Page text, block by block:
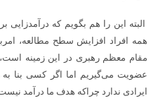
البته این را هم بگویم که
همه افراد افزایش سطح مطالعه،
مقام معظم رهبری در این زمینه
عضویت می‌گیریم اما اگر کسی بنا به
ایرادی ندارد چراکه هدف ما درآمد